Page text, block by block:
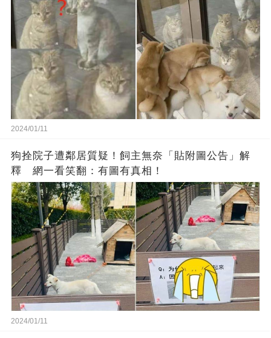
2024/01/11
狗拴院子遭鄰居質疑！飼主無奈「貼附圖公告」解
釋 網一看笑翻：有圖有真相！
2024/01/11